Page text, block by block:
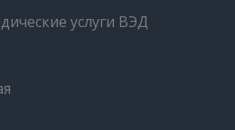
услуги ВЭД